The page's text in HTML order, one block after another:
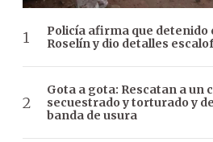
Policía afirma que detenido
Roselín y dio detalles
Gota a gota: Rescatan a un
secuestrado y torturado y
banda de usura